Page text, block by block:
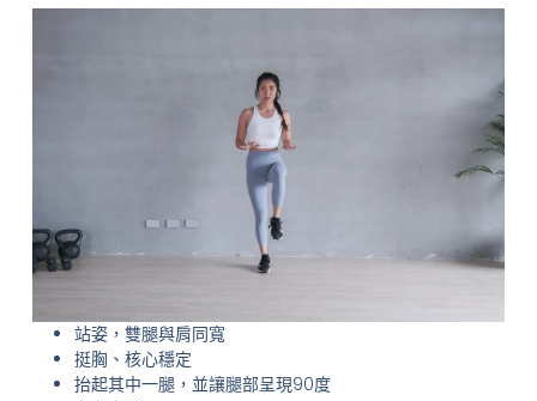
站姿，雙腿與肩同寬
挺胸、核心穩定
抬起其中一腿，並讓腿部呈現90度